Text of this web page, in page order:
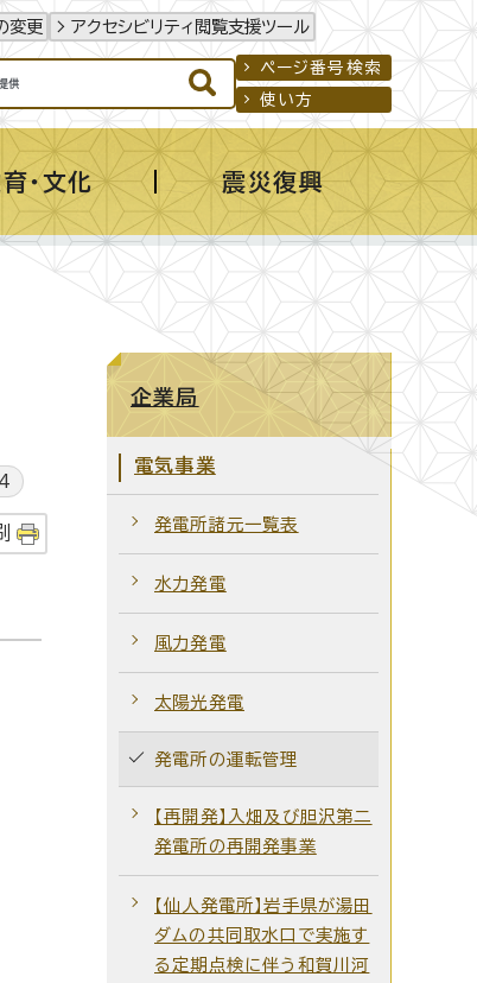
変更 アクセシビリティ閲覧支援ツール
ページ番号検索
使い方
・文化 震災復興
企業局
電気事業
発電所諸元一覧表
水力発電
風力発電
太陽光発電
発電所の運転管理
【再開発】入畑及び胆沢第二
発電所の再開発事業
【仙人発電所】岩手県が湯田
ダムの共同取水口で実施す
る定期点検に伴う和賀川河